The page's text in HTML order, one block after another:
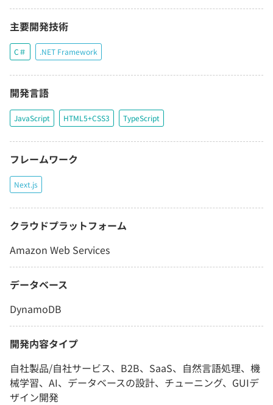
主要開発技術
C＃ .NET Framework
開発言語
JavaScript HTML5+CSS3 TypeScript
フレームワーク
Next.js
クラウドプラットフォーム
Amazon Web Services
データベース
DynamoDB
開発内容タイプ
自社製品/自社サービス、B2B、SaaS、自然言語処理、機
械学習、AI、データベースの設計、チューニング、GUIデ
ザイン開発